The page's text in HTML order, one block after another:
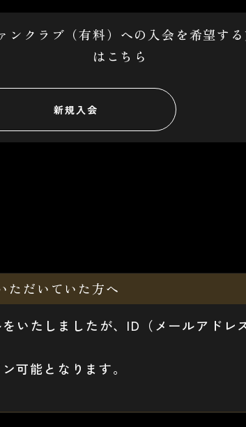
ンクラブ（有料）への入会を希望す
はこちら
ただいていた方へ
いたしましたが、ID（メールアドレ
可能となります。